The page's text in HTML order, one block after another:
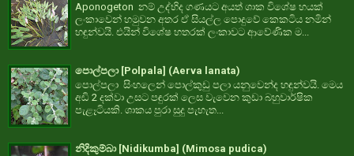
Aponogeton නම් උද්භිද ගණයට අයත් ශාක විශේෂ හයක්
ලංකාවෙන් හමුවන අතර ඒ සියල්ල පොදුවේ කෙකටිය නමින්
හඳුන්වයි. එයින් විශේෂ හතරක් ලංකාවට ආවේණික ම...
පොල්පලා [Polpala] (Aerva lanata)
පොල්පලා සිංහලෙන් පොල්කුඩු පලා යනුවෙන්ද හඳුන්වයි. මෙය
අඩි 2 දක්වා උසට පඳුරක් ලෙස වැවෙන කුඩා බහුවාර්ෂික
පැළෑටියකි. ශාකය පුරා සුදු පැහැත...
නිදිකුම්බා [Nidikumba] (Mimosa pudica)